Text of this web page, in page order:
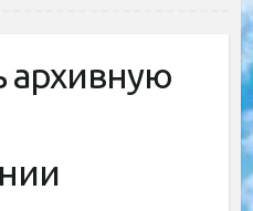
архивную